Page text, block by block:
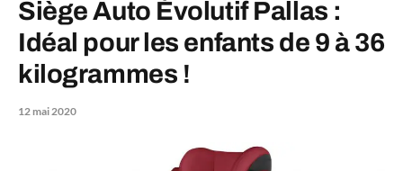
Siège Auto Évolutif Pallas :
Idéal pour les enfants de 9 à 36
kilogrammes !
12 mai 2020